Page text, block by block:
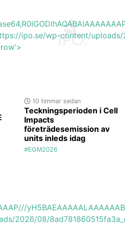
ipo.se/wp-content/
10 timmar sedan
Teckningsperioden i Cell
Impacts
företrädesemission av
units inleds idag
#EGM2026
2026/08/